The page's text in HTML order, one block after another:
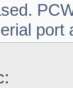
port